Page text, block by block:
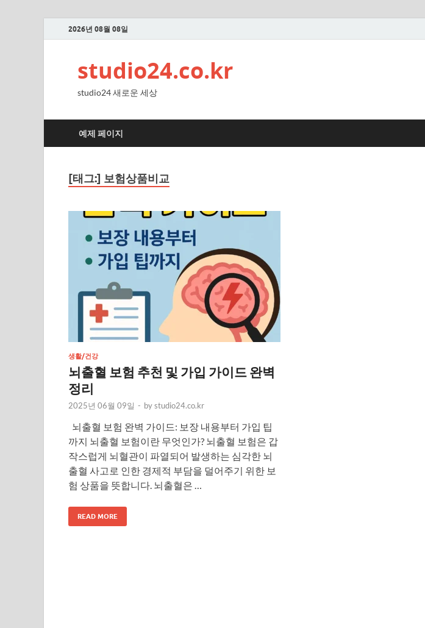
2026년 08월 08일
studio24.co.kr
studio24 새로운 세상
예제 페이지
[태그:] 보험상품비교
생활/건강
뇌출혈 보험 추천 및 가입 가이드 완벽
정리
2025년 06월 09일 - bystudio24.co.kr
뇌출혈 보험 완벽 가이드: 보장 내용부터 가입 팁
까지 뇌출혈 보험이란 무엇인가? 뇌출혈 보험은 갑
작스럽게 뇌혈관이 파열되어 발생하는 심각한 뇌
출혈 사고로 인한 경제적 부담을 덜어주기 위한 보
험 상품을 뜻합니다. 뇌출혈은 …
READ MORE